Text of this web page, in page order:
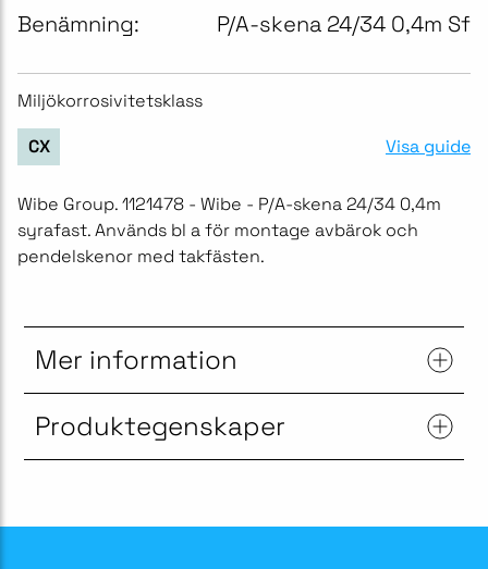
Benämning:
P/A-skena 24/34 0,4m Sf
Miljökorrosivitetsklass
CX Visa guide
Wibe Group. 1121478 - Wibe - P/A-skena 24/34 0,4m
syrafast. Används bl a för montage avbärok och
pendelskenor med takfästen.
Mer information
Produktegenskaper